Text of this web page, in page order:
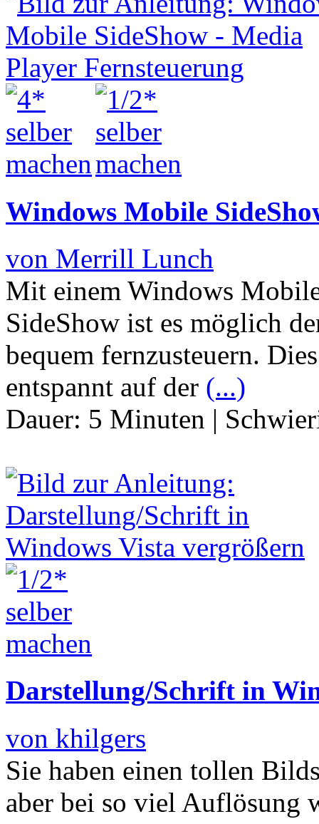
Windows Mobile
von Merrill Lunch
Mit einem Windows
SideShow ist es möglich
bequem fernzusteuern.
entspannt auf der (...)
Dauer: 5 Minuten |
Darstellung/Schrift in
von khilgers
Sie haben einen tollen
aber bei so viel Auflösung